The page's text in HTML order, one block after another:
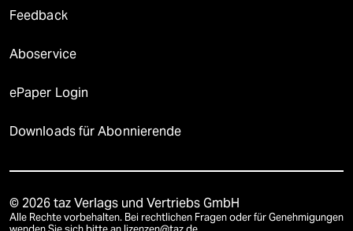
Feedback
Aboservice
ePaper Login
Downloads für Abonnierende
© 2026 taz Verlags und Vertriebs GmbH
Alle Rechte vorbehalten. Bei rechtlichen Fragen oder für Genehmigungen